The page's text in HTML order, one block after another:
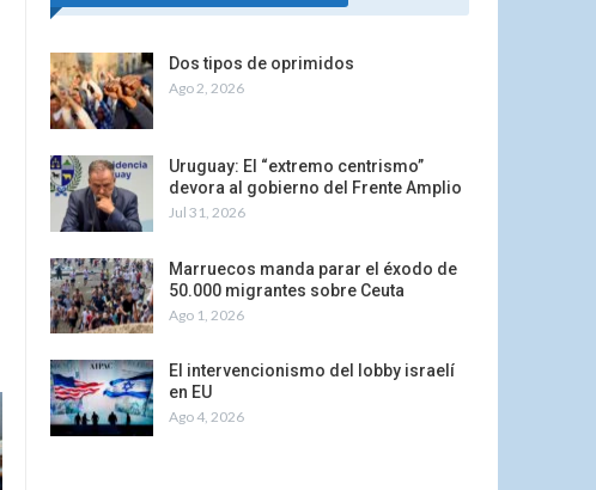
Dos tipos de oprimidos
Ago 2, 2026
Uruguay: El “extremo centrismo”
devora al gobierno del Frente Amplio
Jul 31, 2026
Marruecos manda parar el éxodo de
50.000 migrantes sobre Ceuta
Ago 1, 2026
El intervencionismo del lobby israelí
en EU
Ago 4, 2026